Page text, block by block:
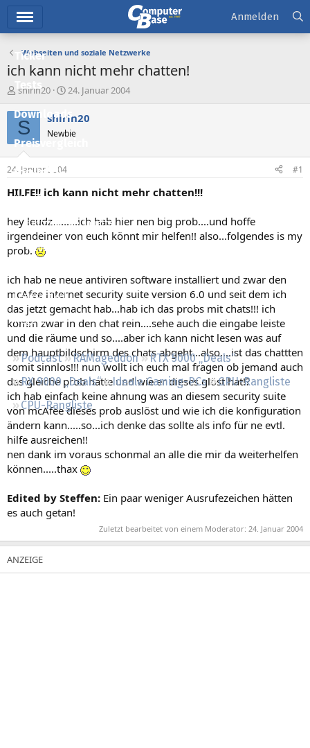
Ticker
Tests
Downloads
Preisvergleich
Forum
Aktuelles
Empfohlene Inhalte
Neue Beiträge
Leserartikel
Regeln
Podcast RAMageddon
RTX 5000 „Deals“
RX 9000 „Deals“
Ideale Gaming-PCs
GPU-Rangliste
CPU-Rangliste
Anmelden
Webseiten und soziale Netzwerke
ich kann nicht mehr chatten!
E
s
t
e
e
r
shirin20
E
s
t
e
t
a
24. Januar 2004
S shirin20
Newbie
24. Januar 2004 #1
HILFE!! ich kann nicht mehr chatten!!!
hey leudz.........ich hab hier nen big prob....und hoffe
irgendeiner von euch könnt mir helfen!! also...folgendes is my
prob.
ich hab ne neue antiviren software installiert und zwar den
mcAfee internet security suite version 6.0 und seit dem ich
das jetzt gemacht hab...hab ich das probs mit chats!!! ich
komm zwar in den chat rein....sehe auch die eingabe leiste
und die räume und so....aber ich kann nicht lesen was auf
dem hauptbildschirm des chats abgeht...also....ist das chattten
somit sinnlos!!! nun wollt ich euch mal fragen ob jemand auch
das gleiche prob hatte und wie er dieses glöst hat!?
ich hab einfach keine ahnung was an diesem security suite
von mcAfee dieses prob auslöst und wie ich die konfiguration
ändern kann.....so...ich denke das sollte als info für ne evtl.
hilfe ausreichen!!
nen dank im voraus schonmal an alle die mir da weiterhelfen
können.....thax
Edited by Steffen: Ein paar weniger Ausrufezeichen hätten
es auch getan!
Zuletzt bearbeitet von einem Moderator: 24. Januar 2004